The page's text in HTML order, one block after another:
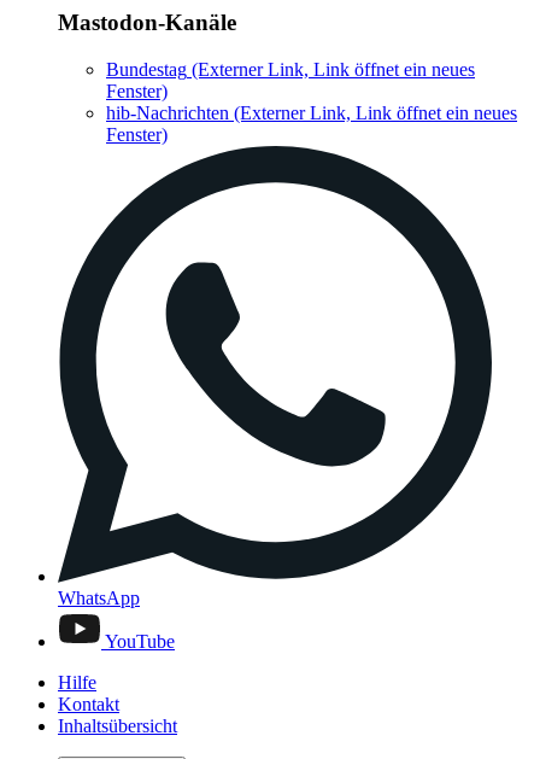
Mastodon-Kanäle
Bundestag (Externer Link, Link öffnet ein neues
Fenster)
hib-Nachrichten (Externer Link, Link öffnet ein neues
Fenster)
WhatsApp
YouTube
Hilfe
Kontakt
Inhaltsübersicht